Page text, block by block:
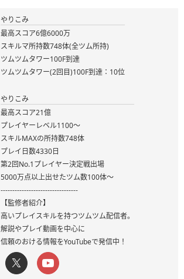
やりこみ
最高スコア6億6000万
スキルマ所持数748体(全ツム所持)
ツムツムタワー100F到達
ツムツムタワー(2回目)100F到達：10位
やりこみ
最高スコア21億
プレイヤーレベル1100～
スキルMAXの所持数748体
プレイ日数4330日
第2回No.1プレイヤー決定戦出場
5000万点以上出せたツム数100体～
---------------------------------
【監修者紹介】
高いプレイスキルを持つツムツム配信者。
解説やプレイ動画を中心に
信頼のおける情報をYouTubeで発信中！